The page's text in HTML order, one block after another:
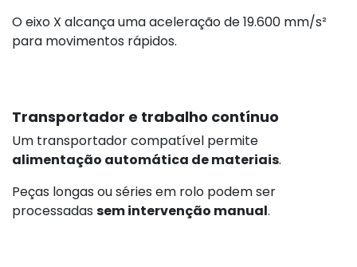
324,17 €
O eixo X alcança uma aceleração de 19.600 mm/s²
para movimentos rápidos.
Transportador e trabalho contínuo
Um transportador compatível permite
alimentação automática de materiais.
Peças longas ou séries em rolo podem ser
processadas sem intervenção manual.